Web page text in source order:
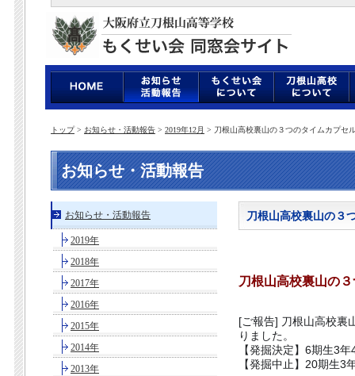
トップ> お知らせ・活動報告 > 2019年12月 > 刀根山高校裏山の３つのタイムカプセ
お知らせ・活動報告
お知らせ・活動報告
2019年
2018年
2017年
2016年
2015年
2014年
2013年
刀根山高校裏山の３
刀根山高校裏山の
[ご報告] 刀根山高校裏
りました。
【発掘決定】6期生3
【発掘中止】20期生3